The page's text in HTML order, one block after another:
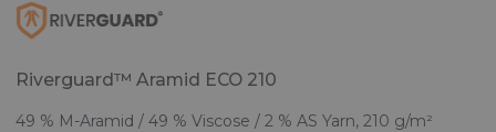
Riverguard™ Aramid ECO 210
49 % M-Aramid / 49 % Viscose / 2 % AS Yarn, 210 g/m²